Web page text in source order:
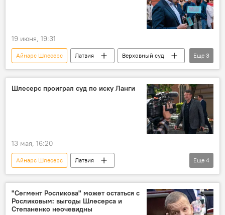
19 июня, 19:31
Айнарс Шлесерс Латвия
Верховный суд
приговор
Андрис Шкеле
преступление
Еще 3
Шлесерс проиграл суд по иску Ланги
13 мая, 16:20
Айнарс Шлесерс
Латвия
Новости Латвии
Новости политики Латвии
Происшествия в Латвии
суд
Лиана Ланга
Еще 4
"Сегмент Росликова" может остаться с
Росликовым: выгоды Шлесерса и
Степаненко неочевидны